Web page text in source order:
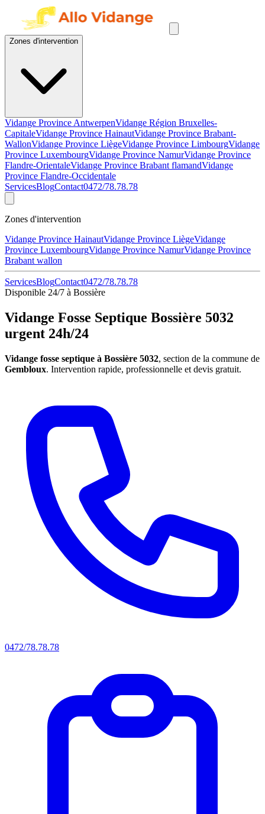
Zones d'intervention
Vidange Province AntwerpenVidange Région Bruxelles-
CapitaleVidange Province HainautVidange Province Brabant-
WallonVidange Province LiègeVidange Province LimbourgVidange
Province LuxembourgVidange Province NamurVidange Province
Flandre-OrientaleVidange Province Brabant flamandVidange
Province Flandre-Occidentale
ServicesBlogContact0472/78.78.78
Zones d'intervention
Vidange Province HainautVidange Province LiègeVidange
Province LuxembourgVidange Province NamurVidange Province
Brabant wallon
ServicesBlogContact0472/78.78.78
Disponible 24/7 à Bossière
Vidange Fosse Septique Bossière 5032
urgent 24h/24
Vidange fosse septique à Bossière 5032, section de la commune de
Gembloux. Intervention rapide, professionnelle et devis gratuit.
0472/78.78.78